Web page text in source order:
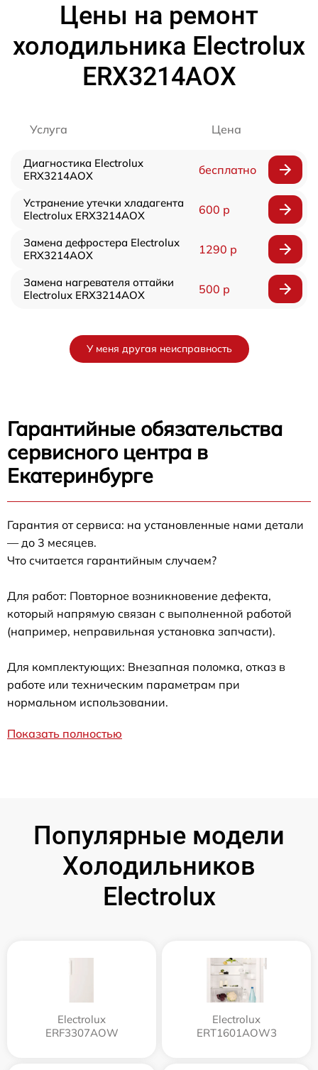
Цены на ремонт
холодильника Electrolux
ERX3214AOX
Услуга Цена
Диагностика Electrolux
ERX3214AOX
бесплатно
Устранение утечки хладагента
Electrolux ERX3214AOX
600 р
Замена дефростера Electrolux
ERX3214AOX
1290 р
Замена нагревателя оттайки
Electrolux ERX3214AOX
500 р
У меня другая неисправность
Гарантийные обязательства
сервисного центра в
Екатеринбурге
Гарантия от сервиса: на установленные нами детали
— до 3 месяцев.
Что считается гарантийным случаем?
Для работ: Повторное возникновение дефекта,
который напрямую связан с выполненной работой
(например, неправильная установка запчасти).
Для комплектующих: Внезапная поломка, отказ в
работе или техническим параметрам при
нормальном использовании.
Показать полностью
Популярные модели
Холодильников
Electrolux
Electrolux
ERF3307AOW
Electrolux
ERT1601AOW3